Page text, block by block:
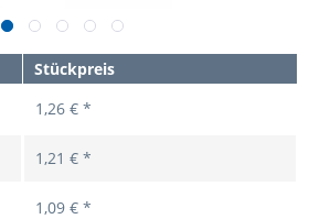
Stückpreis
1,26 € *
1,21 € *
1,09 € *